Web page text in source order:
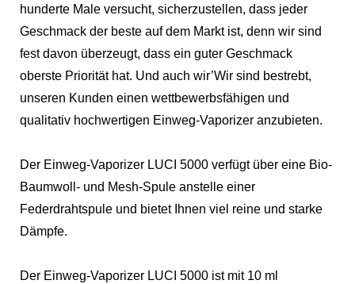
hunderte Male versucht, sicherzustellen, dass jeder
Geschmack der beste auf dem Markt ist, denn wir sind
fest davon überzeugt, dass ein guter Geschmack
oberste Priorität hat. Und auch wir’Wir sind bestrebt,
unseren Kunden einen wettbewerbsfähigen und
qualitativ hochwertigen Einweg-Vaporizer anzubieten.
Der Einweg-Vaporizer LUCI 5000 verfügt über eine Bio-
Baumwoll- und Mesh-Spule anstelle einer
Federdrahtspule und bietet Ihnen viel reine und starke
Dämpfe.
Der Einweg-Vaporizer LUCI 5000 ist mit 10 ml